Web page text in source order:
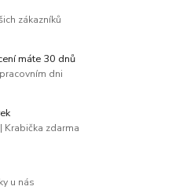
zákazníků
máte 30 dnů
dni
zdarma
u nás